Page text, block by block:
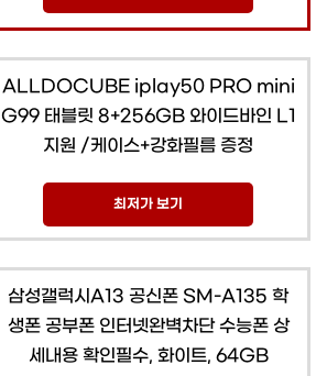
ALLDOCUBE iplay50 PRO mini
G99 태블릿 8+256GB 와이드바인 L1
지원 /케이스+강화필름 증정
최저가 보기
삼성갤럭시A13 공신폰 SM-A135 학
생폰 공부폰 인터넷완벽차단 수능폰 상
세내용 확인필수, 화이트, 64GB